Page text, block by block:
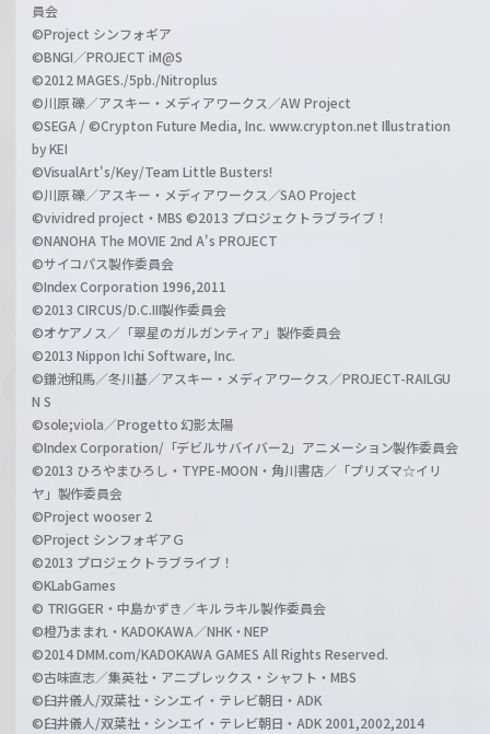
員会
©Project シンフォギア
©BNGI／PROJECT iM@S
©2012 MAGES./5pb./Nitroplus
©川原 礫／アスキー・メディアワークス／AW Project
©SEGA / ©Crypton Future Media, Inc. www.crypton.net Illustration
by KEI
©VisualArt's/Key/Team Little Busters!
©川原 礫／アスキー・メディアワークス／SAO Project
©vividred project・MBS ©2013 プロジェクトラブライブ！
©NANOHA The MOVIE 2nd A's PROJECT
©サイコパス製作委員会
©Index Corporation 1996,2011
©2013 CIRCUS/D.C.III製作委員会
©オケアノス／「翠星のガルガンティア」製作委員会
©2013 Nippon Ichi Software, Inc.
©鎌池和馬／冬川基／アスキー・メディアワークス／PROJECT-RAILGU
N S
©sole;viola／Progetto 幻影太陽
©Index Corporation/「デビルサバイバー2」アニメーション製作委員会
©2013 ひろやまひろし・TYPE-MOON・角川書店／「プリズマ☆イリ
ヤ」製作委員会
©Project wooser 2
©Project シンフォギアＧ
©2013 プロジェクトラブライブ！
©KLabGames
© TRIGGER・中島かずき／キルラキル製作委員会
©橙乃ままれ・KADOKAWA／NHK・NEP
©2014 DMM.com/KADOKAWA GAMES All Rights Reserved.
©古味直志／集英社・アニプレックス・シャフト・MBS
©臼井儀人/双葉社・シンエイ・テレビ朝日・ADK
©臼井儀人/双葉社・シンエイ・テレビ朝日・ADK 2001,2002,2014